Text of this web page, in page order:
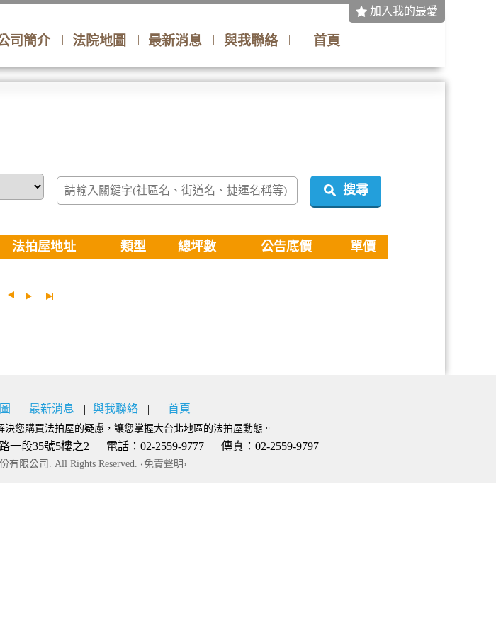
加入我的最愛
司簡介 法院地圖 最新消息 與我聯絡 首頁
搜尋
法拍屋地址 類型 總坪數 公告底價 單價
最新消息 與我聯絡 首頁
您購買法拍屋的疑慮，讓您掌握大台北地區的法拍屋動態。
段35號5樓之2 電話：02-2559-9777 傳真：02-2559-9797
有限公司. All Rights Reserved. ‹免責聲明›